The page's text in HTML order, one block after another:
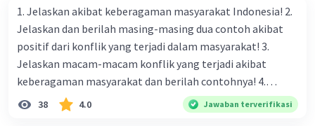
Beri Rating·0.0(0) Balas
1. Jelaskan akibat keberagaman masyarakat Indonesia! 2.
Jelaskan dan berilah masing-masing dua contoh akibat
positif dari konflik yang terjadi dalam masyarakat! 3.
Jelaskan macam-macam konflik yang terjadi akibat
keberagaman masyarakat dan berilah contohnya! 4.
Mengapa dalam masyarakat yang memiliki keberagaman
38 4.0 Jawaban terverifikasi